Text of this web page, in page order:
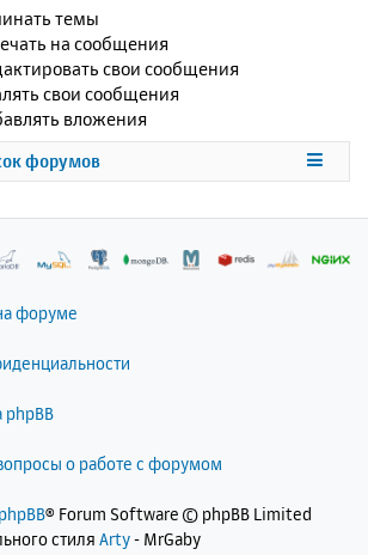
темы
на сообщения
свои сообщения
свои сообщения
вложения
форумов
форуме
phpBB
о работе с форумом
phpBB® Forum Software © phpBB Limited
стиля Arty- MrGaby